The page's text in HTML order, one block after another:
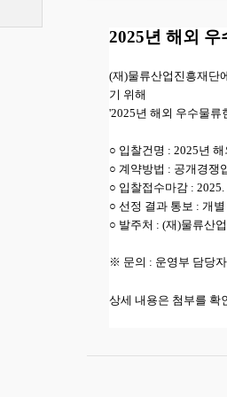
2025년 해외
(재)물류산업진흥재단
기 위해
'2025년 해외 우수물
○ 입찰건명 : 2025년
○ 계약방법 : 공개경쟁
○ 입찰접수마감 :
○ 선정 결과 통보 : 개
○ 발주처 : (재)물류산
※ 문의 : 운영부 담당
상세 내용은 첨부를 확